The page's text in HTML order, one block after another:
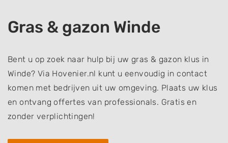
Gras & gazon Winde
Bent u op zoek naar hulp bij uw gras & gazon klus in
Winde? Via Hovenier.nl kunt u eenvoudig in contact
komen met bedrijven uit uw omgeving. Plaats uw klus
en ontvang offertes van professionals. Gratis en
zonder verplichtingen!